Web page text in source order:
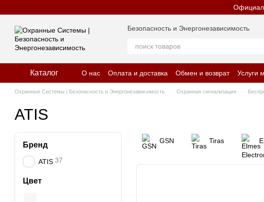
Безопасность и Энергонезависимость
Каталог О нас Оплата и доставка Обмен и возврат Услуги
Отзывы о магазине
Политика конфиденциальности
Охранные Системы | Безопасность и Энергонезависимость Охранная сигнализация
ATIS
GSN Tiras
Бренд
ATIS 37
Цвет